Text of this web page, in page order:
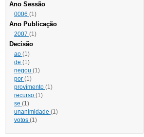
Ano Sessão
0006 (1)
Ano Publicação
2007 (1)
Decisão
ao (1)
de (1)
negou (1)
por (1)
provimento (1)
recurso (1)
se (1)
unanimidade (1)
votos (1)